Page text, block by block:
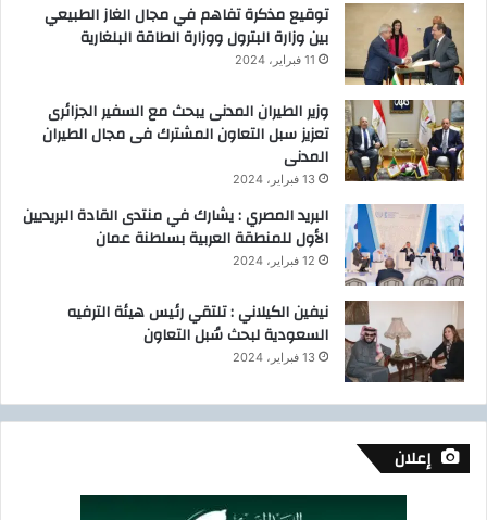
توقيع مذكرة تفاهم في مجال الغاز الطبيعي
بين وزارة البترول ووزارة الطاقة البلغارية
11 فبراير، 2024
وزير الطيران المدنى يبحث مع السفير الجزائرى
تعزيز سبل التعاون المشترك فى مجال الطيران
المدنى
13 فبراير، 2024
البريد المصري : يشارك في منتدى القادة البريديين
الأول للمنطقة العربية بسلطنة عمان
12 فبراير، 2024
نيفين الكيلاني : تلتقي رئيس هيئة الترفيه
السعودية لبحث سُبل التعاون
13 فبراير، 2024
إعلان